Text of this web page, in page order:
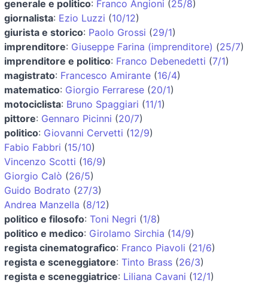
generale e politico: Franco Angioni (25/8)
giornalista: Ezio Luzzi (10/12)
giurista e storico: Paolo Grossi (29/1)
imprenditore: Giuseppe Farina (imprenditore) (25/7)
imprenditore e politico: Franco Debenedetti (7/1)
magistrato: Francesco Amirante (16/4)
matematico: Giorgio Ferrarese (20/1)
motociclista: Bruno Spaggiari (11/1)
pittore: Gennaro Picinni (20/7)
politico: Giovanni Cervetti (12/9)
Fabio Fabbri (15/10)
Vincenzo Scotti (16/9)
Giorgio Calò (26/5)
Guido Bodrato (27/3)
Andrea Manzella (8/12)
politico e filosofo: Toni Negri (1/8)
politico e medico: Girolamo Sirchia (14/9)
regista cinematografico: Franco Piavoli (21/6)
regista e sceneggiatore: Tinto Brass (26/3)
regista e sceneggiatrice: Liliana Cavani (12/1)